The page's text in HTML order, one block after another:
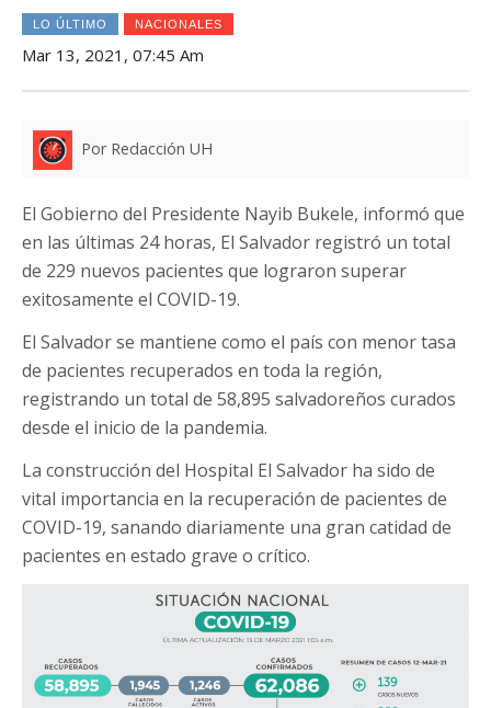
LO ÚLTIMO NACIONALES
Mar 13, 2021, 07:45 Am
Por Redacción UH
El Gobierno del Presidente Nayib Bukele, informó que
en las últimas 24 horas, El Salvador registró un total
de 229 nuevos pacientes que lograron superar
exitosamente el COVID-19.
El Salvador se mantiene como el país con menor tasa
de pacientes recuperados en toda la región,
registrando un total de 58,895 salvadoreños curados
desde el inicio de la pandemia.
La construcción del Hospital El Salvador ha sido de
vital importancia en la recuperación de pacientes de
COVID-19, sanando diariamente una gran catidad de
pacientes en estado grave o crítico.